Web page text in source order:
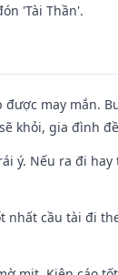
'Tài Thần'.
may mắn.
khỏi, gia đình
ý. Nếu ra đi
cầu tài đi